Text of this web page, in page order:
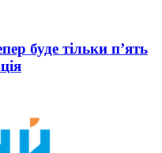
буде тільки п’ять